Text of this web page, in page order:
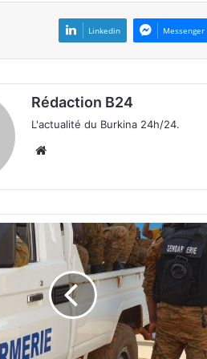
Linkedin Messenger
Rédaction B24
L'actualité du Burkina 24h/24.
te